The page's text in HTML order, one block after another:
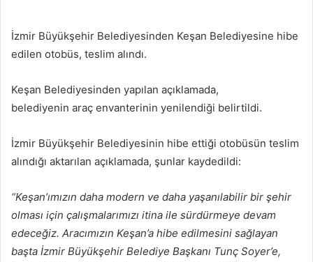
göndermek
İzmir Büyükşehir Belediyesinden Keşan Belediyesine hibe
edilen otobüs, teslim alındı.
Keşan Belediyesinden yapılan açıklamada,
belediyenin araç envanterinin yenilendiği belirtildi.
İzmir Büyükşehir Belediyesinin hibe ettiği otobüsün teslim
alındığı aktarılan açıklamada, şunlar kaydedildi:
“Keşan’ımızın daha modern ve daha yaşanılabilir bir şehir
olması için çalışmalarımızı itina ile sürdürmeye devam
edeceğiz. Aracımızın Keşan’a hibe edilmesini sağlayan
başta İzmir Büyükşehir Belediye Başkanı Tunç Soyer’e,